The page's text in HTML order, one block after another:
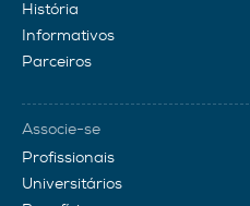
História
Informativos
Parceiros
Associe-se
Profissionais
Universitários